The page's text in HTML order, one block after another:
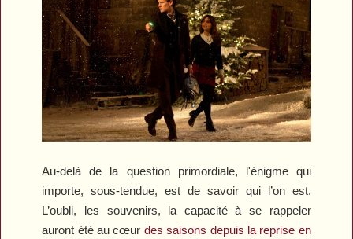
Au-delà de la question primordiale, l'énigme qui
importe, sous-tendue, est de savoir qui l’on est.
L’oubli, les souvenirs, la capacité à se rappeler
auront été au cœur des saisons depuis la reprise en